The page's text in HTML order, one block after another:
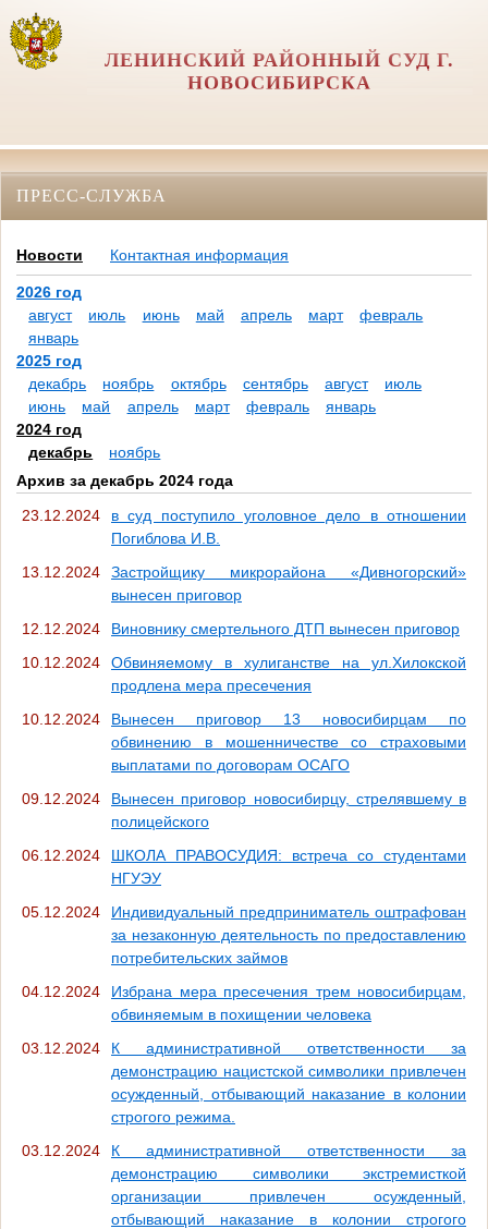
ЛЕНИНСКИЙ РАЙОННЫЙ СУД Г.
НОВОСИБИРСКА
ПРЕСС-СЛУЖБА
Новости Контактная информация
2026 год
август
июль июнь май апрель март
февраль
январь
2025 год
декабрь
ноябрь октябрь сентябрь август
июль
июнь
май апрель март февраль
январь
2024 год
декабрь
ноябрь
Архив за декабрь 2024 года
23.12.2024
в суд поступило уголовное дело в отношении
Погиблова И.В.
13.12.2024
Застройщику микрорайона «Дивногорский»
вынесен приговор
12.12.2024
Виновнику смертельного ДТП вынесен приговор
10.12.2024
Обвиняемому в хулиганстве на ул.Хилокской
продлена мера пресечения
10.12.2024
Вынесен приговор 13 новосибирцам по
обвинению в мошенничестве со страховыми
выплатами по договорам ОСАГО
09.12.2024
Вынесен приговор новосибирцу, стрелявшему в
полицейского
06.12.2024
ШКОЛА ПРАВОСУДИЯ: встреча со студентами
НГУЭУ
05.12.2024
Индивидуальный предприниматель оштрафован
за незаконную деятельность по предоставлению
потребительских займов
04.12.2024
Избрана мера пресечения трем новосибирцам,
обвиняемым в похищении человека
03.12.2024
К административной ответственности за
демонстрацию нацистской символики привлечен
осужденный, отбывающий наказание в колонии
строгого режима.
03.12.2024
К административной ответственности за
демонстрацию символики экстремисткой
организации привлечен осужденный,
отбывающий наказание в колонии строгого